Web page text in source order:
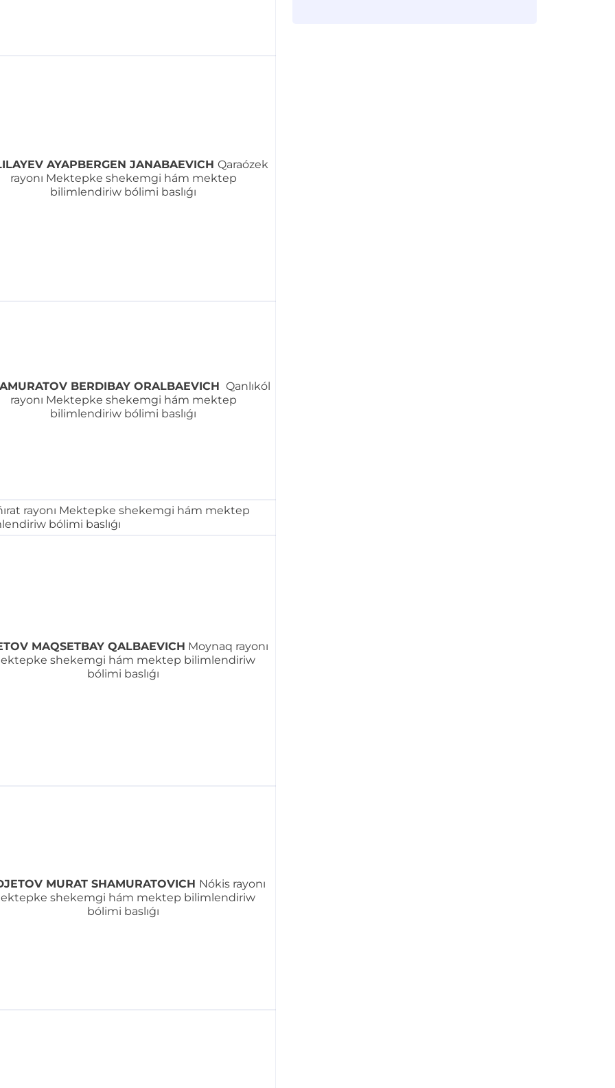
AYAPBERGEN JANABAEVICH Qaraózek
rayonı Mektepke shekemgi hám mektep
bilimlendiriw bólimi baslıǵı
BERDIBAY ORALBAEVICH Qanlıkól
rayonı Mektepke shekemgi hám mektep
bilimlendiriw bólimi baslıǵı
rayonı Mektepke shekemgi hám mektep
bólimi baslıǵı
MAQSETBAY QALBAEVICH Moynaq rayonı
shekemgi hám mektep bilimlendiriw
bólimi baslıǵı
MURAT SHAMURATOVICH Nókis rayonı
shekemgi hám mektep bilimlendiriw
bólimi baslıǵı